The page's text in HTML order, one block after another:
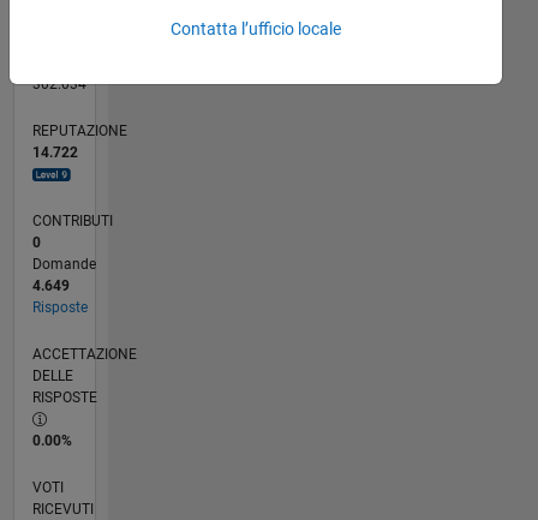
302.034
REPUTAZIONE
14.722
CONTRIBUTI
0
Domande
4.649
Risposte
ACCETTAZIONE
DELLE
RISPOSTE
0.00%
VOTI
RICEVUTI
Contatta l’ufficio locale